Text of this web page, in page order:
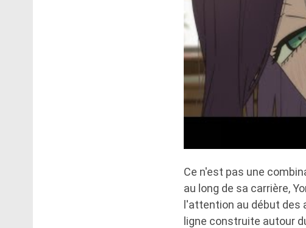
Ce n'est pas une
au long de sa carrière,
l'attention au début des
ligne construite autour